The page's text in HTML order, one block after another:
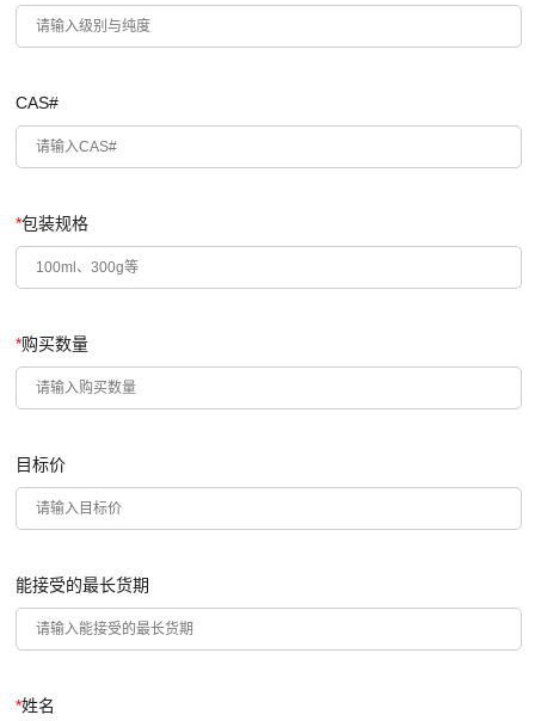
CAS#
*包装规格
*购买数量
目标价
能接受的最长货期
*姓名